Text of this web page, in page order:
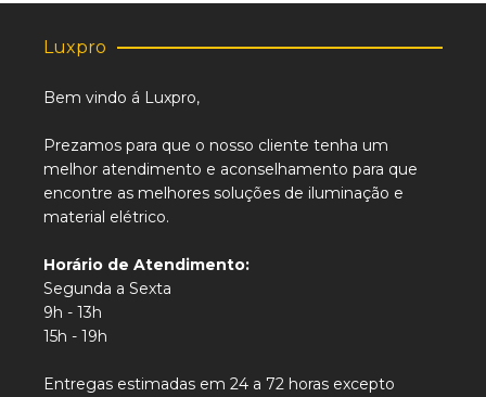
Luxpro
Bem vindo á Luxpro,
Prezamos para que o nosso cliente tenha um
melhor atendimento e aconselhamento para que
encontre as melhores soluções de iluminação e
material elétrico.
Horário de Atendimento:
Segunda a Sexta
9h - 13h
15h - 19h
Entregas estimadas em 24 a 72 horas excepto